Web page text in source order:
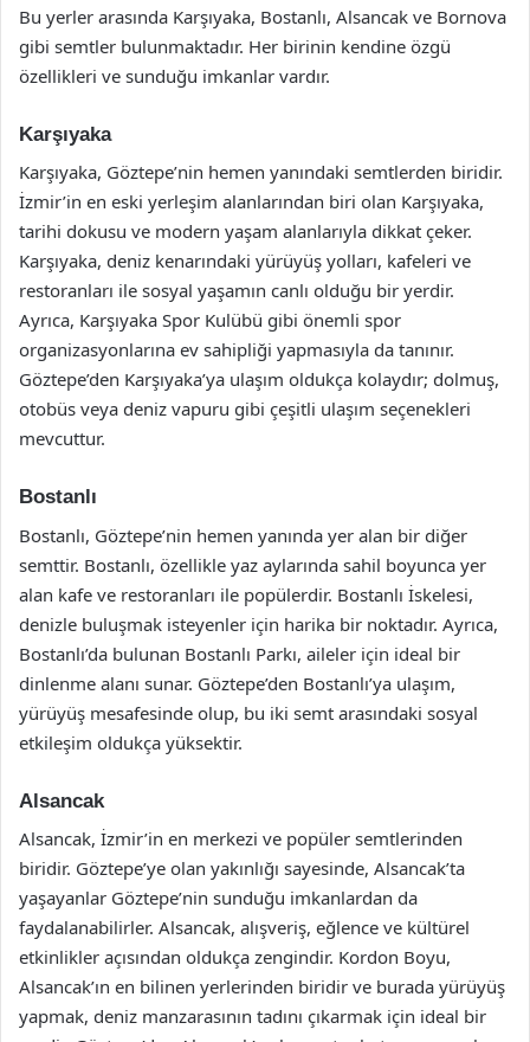
Bu yerler arasında Karşıyaka, Bostanlı, Alsancak ve Bornova
gibi semtler bulunmaktadır. Her birinin kendine özgü
özellikleri ve sunduğu imkanlar vardır.
Karşıyaka
Karşıyaka, Göztepe’nin hemen yanındaki semtlerden biridir.
İzmir’in en eski yerleşim alanlarından biri olan Karşıyaka,
tarihi dokusu ve modern yaşam alanlarıyla dikkat çeker.
Karşıyaka, deniz kenarındaki yürüyüş yolları, kafeleri ve
restoranları ile sosyal yaşamın canlı olduğu bir yerdir.
Ayrıca, Karşıyaka Spor Kulübü gibi önemli spor
organizasyonlarına ev sahipliği yapmasıyla da tanınır.
Göztepe’den Karşıyaka’ya ulaşım oldukça kolaydır; dolmuş,
otobüs veya deniz vapuru gibi çeşitli ulaşım seçenekleri
mevcuttur.
Bostanlı
Bostanlı, Göztepe’nin hemen yanında yer alan bir diğer
semttir. Bostanlı, özellikle yaz aylarında sahil boyunca yer
alan kafe ve restoranları ile popülerdir. Bostanlı İskelesi,
denizle buluşmak isteyenler için harika bir noktadır. Ayrıca,
Bostanlı’da bulunan Bostanlı Parkı, aileler için ideal bir
dinlenme alanı sunar. Göztepe’den Bostanlı’ya ulaşım,
yürüyüş mesafesinde olup, bu iki semt arasındaki sosyal
etkileşim oldukça yüksektir.
Alsancak
Alsancak, İzmir’in en merkezi ve popüler semtlerinden
biridir. Göztepe’ye olan yakınlığı sayesinde, Alsancak’ta
yaşayanlar Göztepe’nin sunduğu imkanlardan da
faydalanabilirler. Alsancak, alışveriş, eğlence ve kültürel
etkinlikler açısından oldukça zengindir. Kordon Boyu,
Alsancak’ın en bilinen yerlerinden biridir ve burada yürüyüş
yapmak, deniz manzarasının tadını çıkarmak için ideal bir